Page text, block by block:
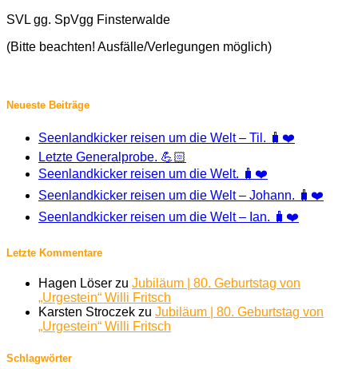
SVL gg. SpVgg Finsterwalde
(Bitte beachten! Ausfälle/Verlegungen möglich)
Neueste Beiträge
Seenlandkicker reisen um die Welt – Til. 🧳❤️
Letzte Generalprobe. 💪🏻
Seenlandkicker reisen um die Welt. 🧳❤️
Seenlandkicker reisen um die Welt – Johann. 🧳❤️
Seenlandkicker reisen um die Welt – Ian. 🧳❤️
Letzte Kommentare
Hagen Löser zu Jubiläum | 80. Geburtstag von
„Urgestein“ Willi Fritsch
Karsten Stroczek zu Jubiläum | 80. Geburtstag von
„Urgestein“ Willi Fritsch
Schlagwörter